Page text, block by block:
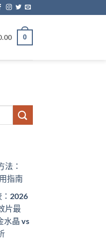
0
法：
指南
2026
片最
水晶 vs